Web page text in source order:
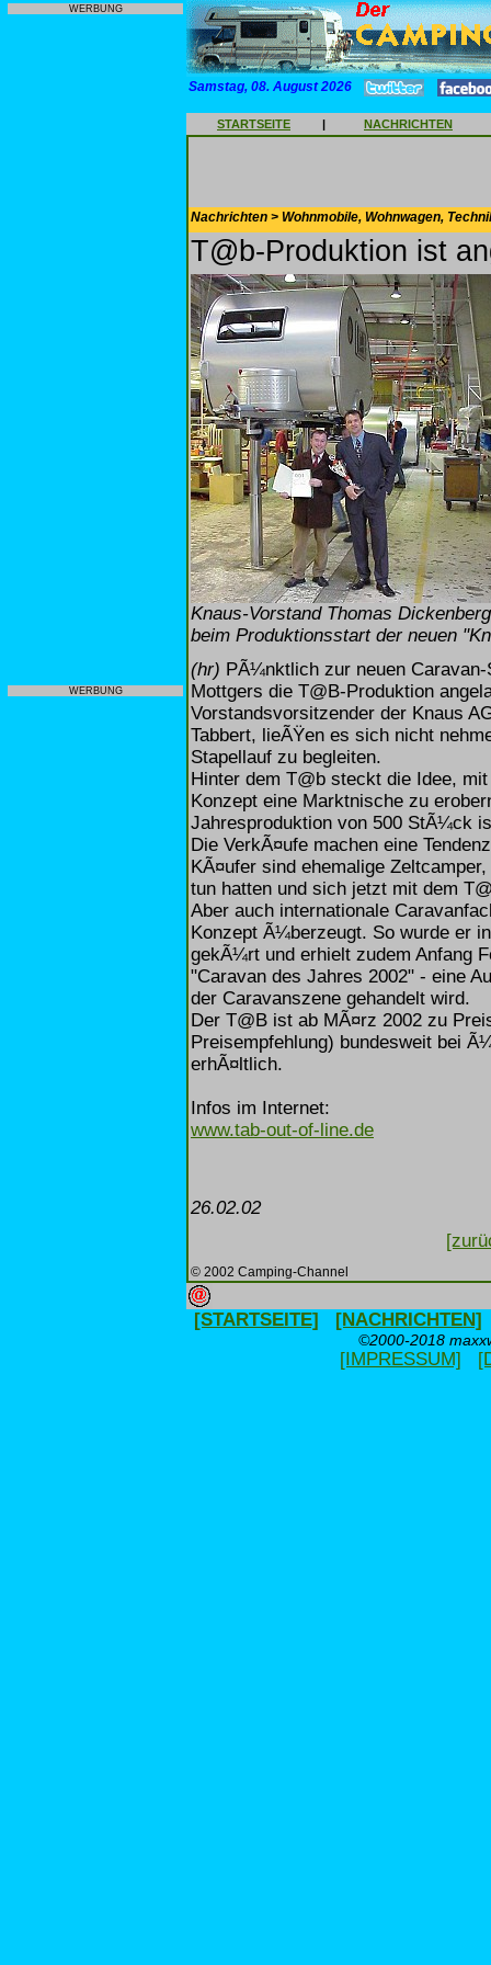
WERBUNG
WERBUNG
Samstag, 08. August 2026
STARTSEITE | NACHRICHTEN
Nachrichten > Wohnmobile, Wohnwagen,
T@b-Produktion ist
Knaus-Vorstand Thomas
beim Produktionsstart der neuen
(hr) PÃ¼nktlich zur neuen
Mottgers die T@B-Produktion
Vorstandsvorsitzender der Knaus
Tabbert, lieÃŸen es sich nicht
Stapellauf zu begleiten.
Hinter dem T@b steckt die Idee,
Konzept eine Marktnische zu
Jahresproduktion von 500 StÃ¼ck
Die VerkÃ¤ufe machen eine
KÃ¤ufer sind ehemalige
tun hatten und sich jetzt mit dem
Aber auch internationale
Konzept Ã¼berzeugt. So wurde er
gekÃ¼rt und erhielt zudem Anfang
"Caravan des Jahres 2002" - eine
der Caravanszene gehandelt wird.
Der T@B ist ab MÃ¤rz 2002 zu
Preisempfehlung) bundesweit bei
erhÃ¤ltlich.
Infos im Internet:
www.tab-out-of-line.de
26.02.02
© 2002 Camping-Channel
[STARTSEITE] [NACHRICHTEN]
©2000-2018
[IMPRESSUM]